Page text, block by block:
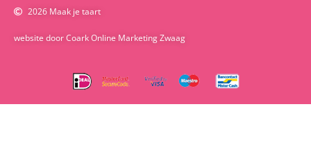
2026 Maak je taart
website door Coark Online Marketing Zwaag